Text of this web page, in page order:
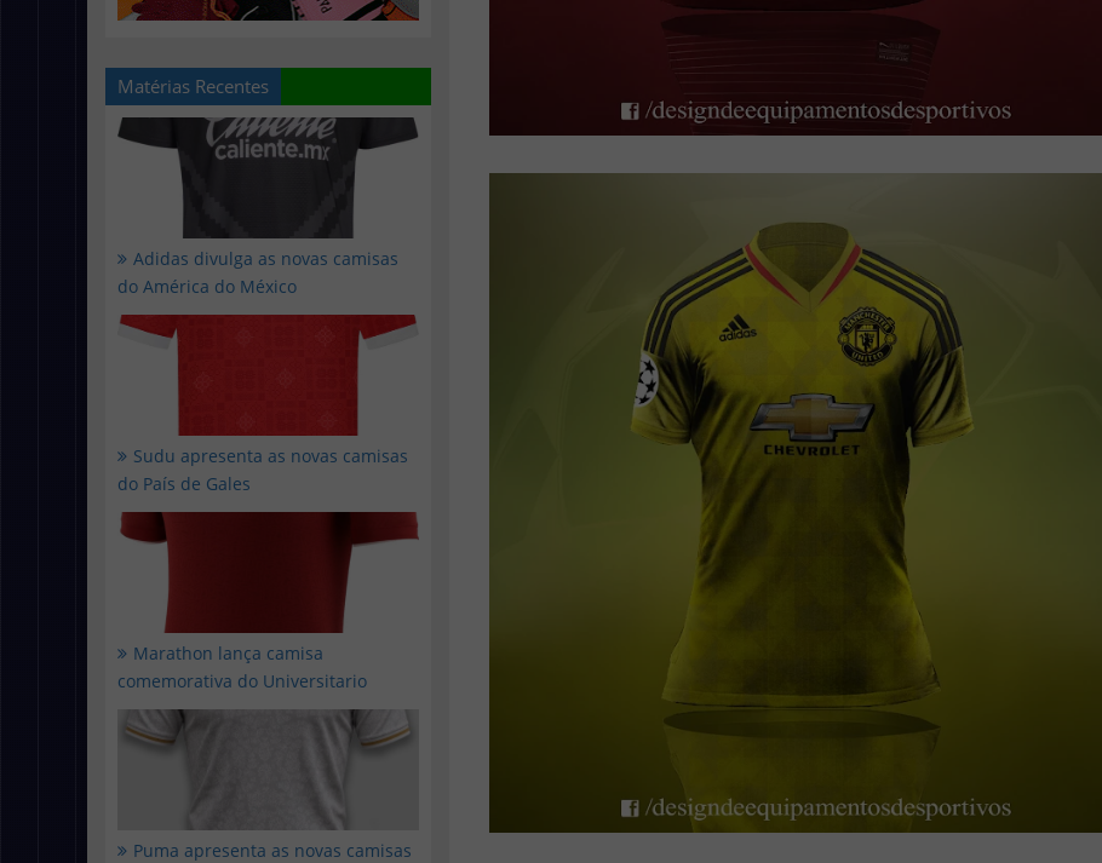
Matérias Recentes
Adidas divulga as novas camisas
do América do México
Sudu apresenta as novas camisas
do País de Gales
Marathon lança camisa
comemorativa do Universitario
Puma apresenta as novas camisas